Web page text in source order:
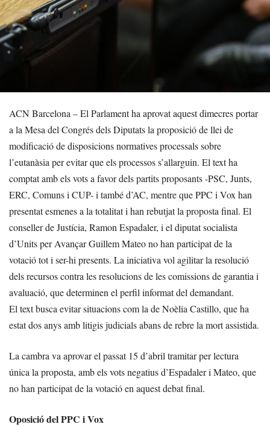
ACN Barcelona – El Parlament ha aprovat aquest dimecres portar
a la Mesa del Congrés dels Diputats la proposició de llei de
modificació de disposicions normatives processals sobre
l’eutanàsia per evitar que els processos s’allarguin. El text ha
comptat amb els vots a favor dels partits proposants -PSC, Junts,
ERC, Comuns i CUP- i també d’AC, mentre que PPC i Vox han
presentat esmenes a la totalitat i han rebutjat la proposta final. El
conseller de Justícia, Ramon Espadaler, i el diputat socialista
d’Units per Avançar Guillem Mateo no han participat de la
votació tot i ser-hi presents. La iniciativa vol agilitar la resolució
dels recursos contra les resolucions de les comissions de garantia i
avaluació, que determinen el perfil informat del demandant.
El text busca evitar situacions com la de Noèlia Castillo, que ha
estat dos anys amb litigis judicials abans de rebre la mort assistida.
La cambra va aprovar el passat 15 d’abril tramitar per lectura
única la proposta, amb els vots negatius d’Espadaler i Mateo, que
no han participat de la votació en aquest debat final.
Oposició del PPC i Vox